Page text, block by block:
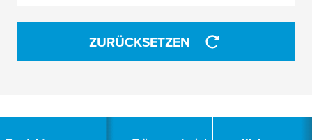
ANWENDEN
ANWENDEN
ZURÜCKSETZEN